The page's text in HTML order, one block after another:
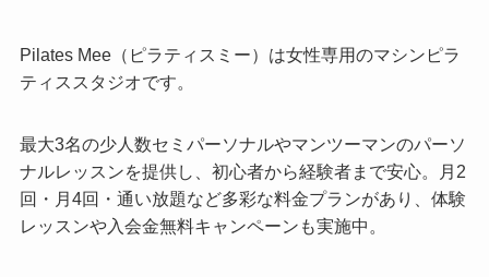
Pilates Mee（ピラティスミー）は女性専用のマシンピラ
ティススタジオです。
最大3名の少人数セミパーソナルやマンツーマンのパーソ
ナルレッスンを提供し、初心者から経験者まで安心。月2
回・月4回・通い放題など多彩な料金プランがあり、体験
レッスンや入会金無料キャンペーンも実施中。